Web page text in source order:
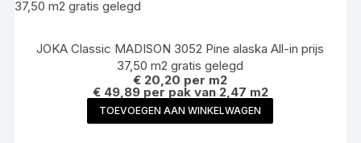
JOKA Classic MADISON 3052 Pine alaska All-in prijs
37,50 m2 gratis gelegd
€ 20,20 per m2
€ 49,89 per pak van 2,47 m2
TOEVOEGEN AAN WINKELWAGEN